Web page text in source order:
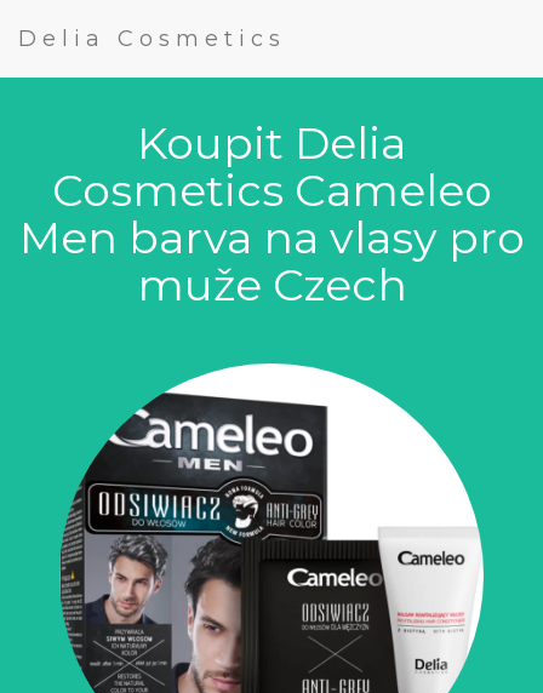
Delia Cosmetics
Koupit Delia
Cosmetics Cameleo
Men barva na vlasy pro
muže Czech